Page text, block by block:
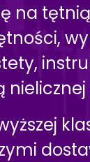
na
nielicznej